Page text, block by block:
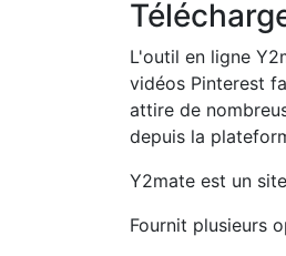
L'outil en ligne
vidéos Pinterest
attire de
depuis la
Y2mate est un
Fournit plusieurs